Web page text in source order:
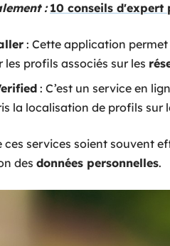
: 10 conseils
: Cette application
les profils associés sur les
: C’est un service en
la localisation de profils sur
ces services soient souvent
des données personnelles.